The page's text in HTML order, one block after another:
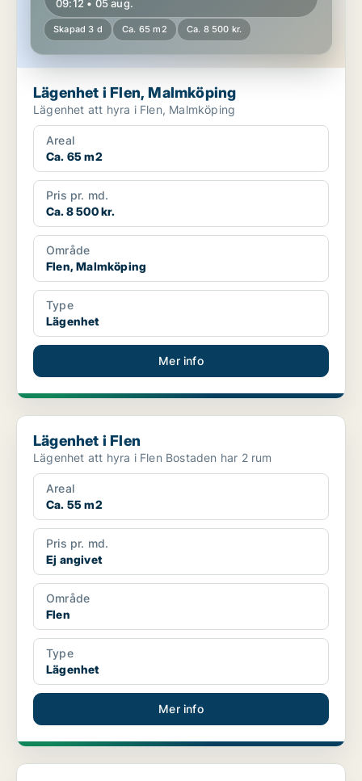
09:12 • 05 aug.
Skapad 3 d Ca. 65 m2 Ca. 8 500 kr.
Lägenhet i Flen, Malmköping
Lägenhet att hyra i Flen, Malmköping
Areal
Ca. 65 m2
Pris pr. md.
Ca. 8 500 kr.
Område
Flen, Malmköping
Type
Lägenhet
Mer info
Lägenhet i Flen
Lägenhet i Flen
Lägenhet att hyra i Flen Bostaden har 2 rum
Areal
Ca. 55 m2
Pris pr. md.
Ej angivet
Område
Flen
Type
Lägenhet
Mer info
Lägenhet i Flen